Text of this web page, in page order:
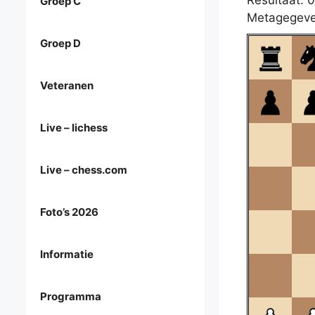
Groep D
Veteranen
Live – lichess
Live – chess.com
Foto’s 2026
Informatie
Programma